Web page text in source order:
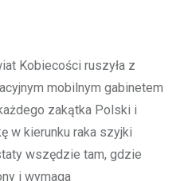
Kobiecości ruszyła z
mobilnym gabinetem
zakątka Polski i
w kierunku raka szyjki
wszędzie tam, gdzie
i wymaga